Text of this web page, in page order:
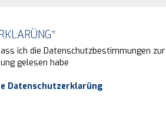
*
ich die Datenschutzbestimmungen zur
gelesen habe
Datenschutzerklarüng